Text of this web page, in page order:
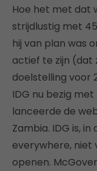
Hoe het met dat
strijdlustig met
hij van plan was
actief te zijn (dat
doelstelling voor
IDG nu bezig
lanceerde de
Zambia. IDG is,
everywhere, niet
openen.